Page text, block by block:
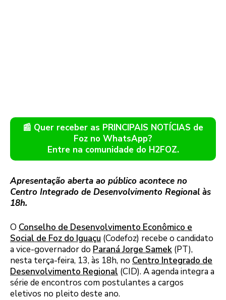
📰 Quer receber as PRINCIPAIS NOTÍCIAS de
Foz no WhatsApp?
Entre na comunidade do H2FOZ.
Apresentação aberta ao público acontece no
Centro Integrado de Desenvolvimento Regional às
18h.
O Conselho de Desenvolvimento Econômico e
Social de Foz do Iguaçu (Codefoz) recebe o candidato
a vice-governador do Paraná Jorge Samek (PT),
nesta terça-feira, 13, às 18h, no Centro Integrado de
Desenvolvimento Regional (CID). A agenda integra a
série de encontros com postulantes a cargos
eletivos no pleito deste ano.